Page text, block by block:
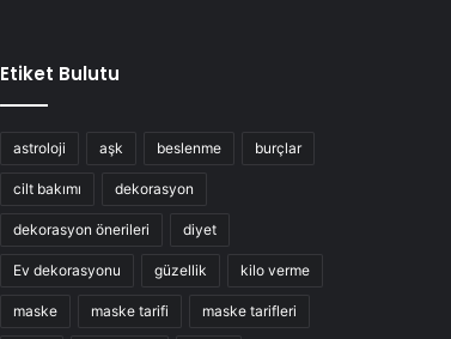
Etiket Bulutu
astroloji aşk beslenme burçlar
cilt bakımı dekorasyon
dekorasyon önerileri diyet
Ev dekorasyonu güzellik kilo verme
maske maske tarifi maske tarifleri